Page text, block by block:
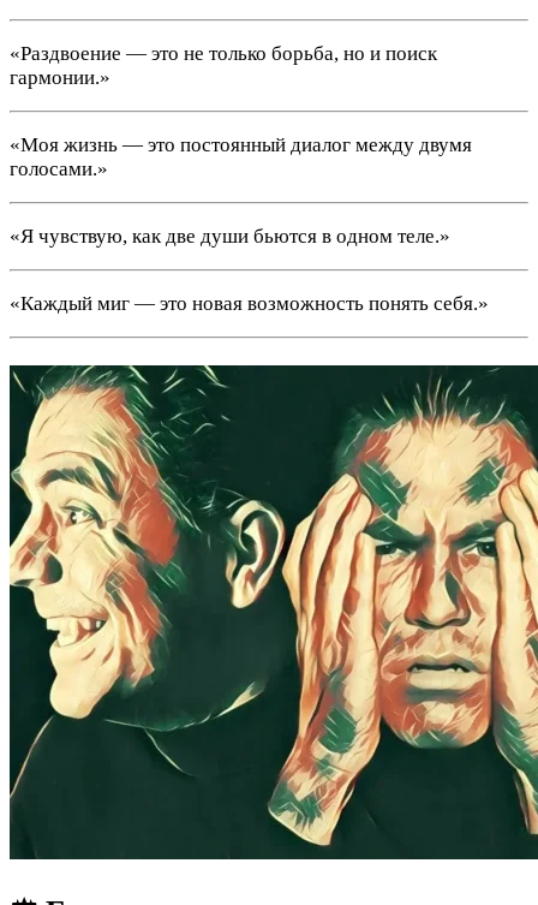
«Раздвоение — это не только борьба, но и поиск
гармонии.»
«Моя жизнь — это постоянный диалог между двумя
голосами.»
«Я чувствую, как две души бьются в одном теле.»
«Каждый миг — это новая возможность понять себя.»